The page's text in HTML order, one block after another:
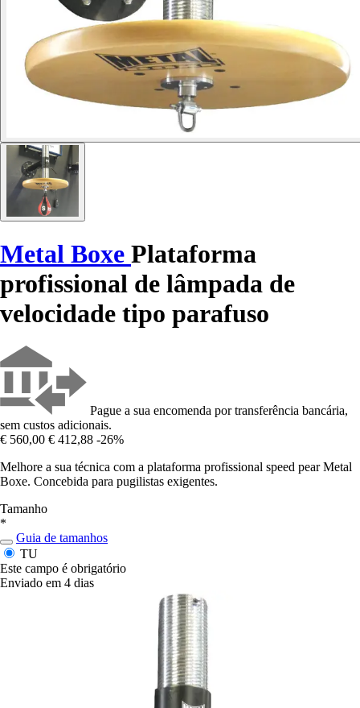
Metal Boxe Plataforma
profissional de lâmpada de
velocidade tipo parafuso
Pague a sua encomenda por transferência bancária,
sem custos adicionais.
€ 560,00 € 412,88 -26%
Melhore a sua técnica com a plataforma profissional speed pear Metal
Boxe. Concebida para pugilistas exigentes.
Tamanho
*
Guia de tamanhos
TU
Este campo é obrigatório
Enviado em 4 dias